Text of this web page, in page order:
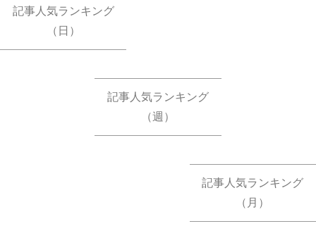
記事人気ランキング
（日）
記事人気ランキング
（週）
記事人気ランキング
（月）